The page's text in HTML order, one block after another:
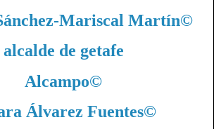
Mariscal Martín©
alcalde de getafe
Alcampo©
Álvarez Fuentes©